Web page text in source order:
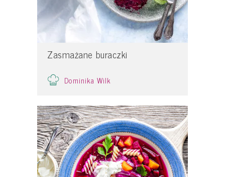
Zasmażane buraczki
Dominika Wilk